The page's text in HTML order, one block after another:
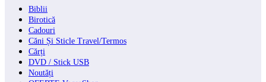
Biblii
Birotică
Cadouri
Căni Și Sticle Travel/Termos
Cărți
DVD / Stick USB
Noutăți